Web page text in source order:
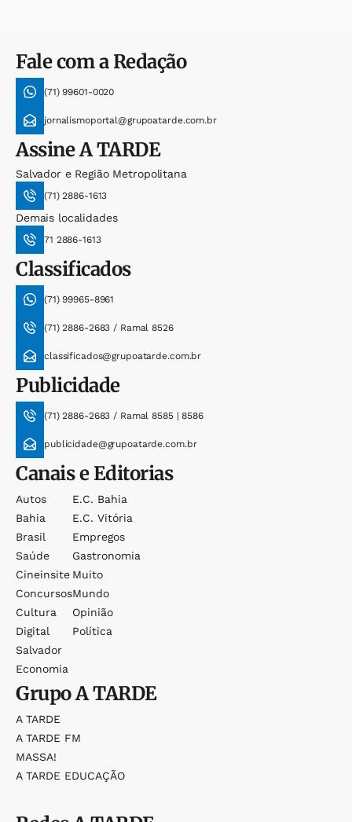
Fale com a Redação
(71) 99601-0020
jornalismoportal@grupoatarde.com.br
AssineA TARDE
Salvador e Região Metropolitana
(71) 2886-1613
Demais localidades
71 2886-1613
Classificados
(71) 99965-8961
(71) 2886-2683 / Ramal 8526
classificados@grupoatarde.com.br
Publicidade
(71) 2886-2683 / Ramal 8585 | 8586
publicidade@grupoatarde.com.br
Canais e Editorias
Autos
Bahia
Brasil
Saúde
Cineinsite
Concursos
Cultura
Digital
Salvador
Economia
E.c. Bahia
E.c. Vitória
Empregos
Gastronomia
Muito
Mundo
Opinião
Política
GrupoA TARDE
A TARDE
A TARDE FM
MASSA!
A TARDE EDUCAÇÃO